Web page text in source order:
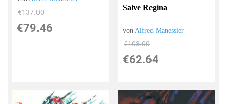
€137.00
€79.46
Salve Regina
vonAlfred Manessier
€108.00
€62.64